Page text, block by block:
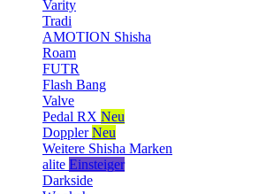
Varity
Tradi
AMOTION Shisha
Roam
FUTR
Flash Bang
Valve
Pedal RX Neu
Doppler Neu
Weitere Shisha Marken
alite Einsteiger
Darkside